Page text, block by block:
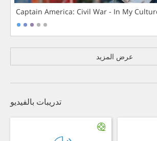
Captain America: Civil War - In My
عرض المزيد
تدريبات بالفيديو